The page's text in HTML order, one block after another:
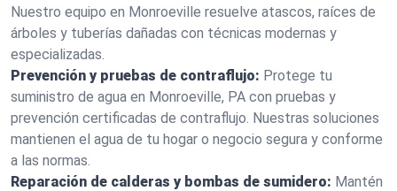
Nuestro equipo en Monroeville resuelve atascos, raíces de
árboles y tuberías dañadas con técnicas modernas y
especializadas.
Prevención y pruebas de contraflujo: Protege tu
suministro de agua en Monroeville, PA con pruebas y
prevención certificadas de contraflujo. Nuestras soluciones
mantienen el agua de tu hogar o negocio segura y conforme
a las normas.
Reparación de calderas y bombas de sumidero: Mantén